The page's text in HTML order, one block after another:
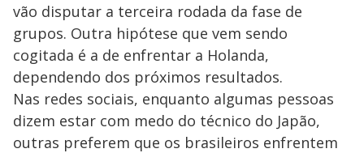
vão disputar a terceira rodada da fase de
grupos. Outra hipótese que vem sendo
cogitada é a de enfrentar a Holanda,
dependendo dos próximos resultados.
Nas redes sociais, enquanto algumas pessoas
dizem estar com medo do técnico do Japão,
outras preferem que os brasileiros enfrentem